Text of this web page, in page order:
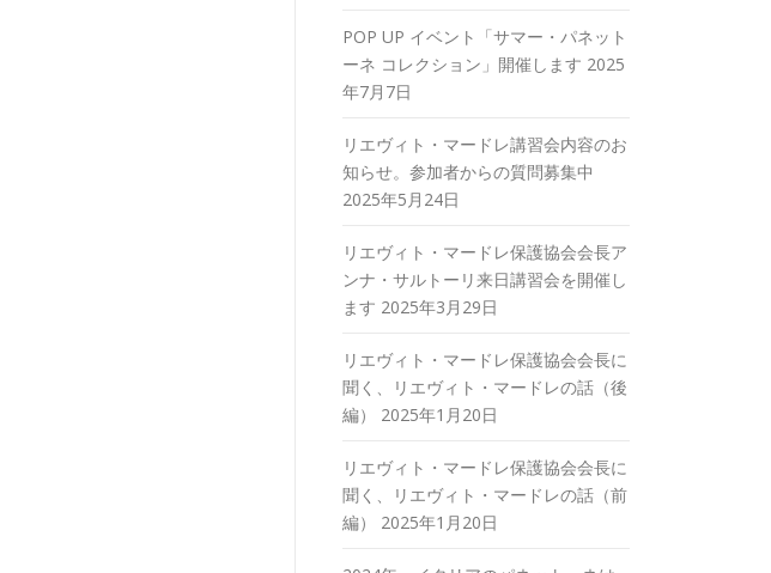
POP UP イベント「サマー・パネット
ーネ コレクション」開催します 2025
年7月7日
リエヴィト・マードレ講習会内容のお
知らせ。参加者からの質問募集中
2025年5月24日
リエヴィト・マードレ保護協会会長ア
ンナ・サルトーリ来日講習会を開催し
ます 2025年3月29日
リエヴィト・マードレ保護協会会長に
聞く、リエヴィト・マードレの話（後
編）
2025年1月20日
リエヴィト・マードレ保護協会会長に
聞く、リエヴィト・マードレの話（前
編）
2025年1月20日